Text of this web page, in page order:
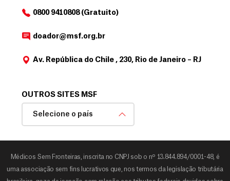
0800 9410808 (Gratuito)
doador@msf.org.br
Av. República do Chile , 230, Rio de Janeiro – RJ
OUTROS SITES MSF
Selecione o país
Médicos Sem Fronteiras, inscrita no CNPJ sob o nº 13.844.894/0001-48, é
uma associação sem fins lucrativos que, nos termos da legislação tributária